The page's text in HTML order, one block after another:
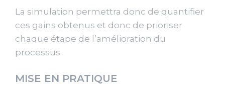
La simulation permettra donc de quantifier
ces gains obtenus et donc de prioriser
chaque étape de l’amélioration du
processus.
MISE EN PRATIQUE